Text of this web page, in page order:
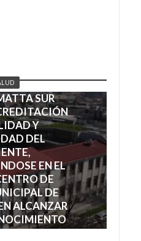
SUR
Y
DEL
EN EL
DE
DE
ALCANZAR